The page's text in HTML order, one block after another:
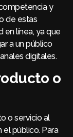
y
de estas
en línea, ya que
a un público
digitales.
o
o servicio al
el público. Para